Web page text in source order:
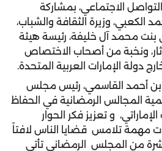
الاجتماعي، بمشاركة
الكعبي، وزيرة الثقافة والشباب،
محمد آل خليفة، رئيسة هيئة
ونخبة من أصحاب الاختصاص
دولة الإمارات العربية المتحدة.
أحمد القاسمي، رئيس مجلس
المجالس الرمضانية في الحفاظ
و تعزيز فكر الحوار
تلامس قضايا الناس لافتاً
من المجلس الرمضاني تأتي